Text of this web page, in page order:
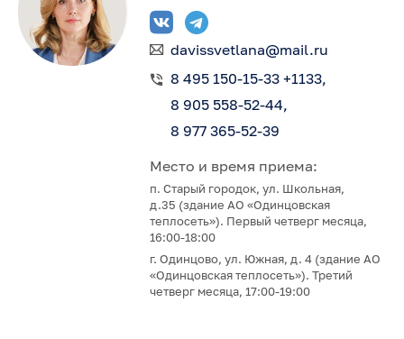
davissvetlana@mail.ru
8 495 150-15-33 +1133
8 905 558-52-44
8 977 365-52-39
Место и время приема:
п. Старый городок, ул. Школьная,
д.35 (здание АО «Одинцовская
теплосеть»). Первый четверг месяца,
16:00-18:00
г. Одинцово, ул. Южная, д. 4 (здание АО
«Одинцовская теплосеть»). Третий
четверг месяца, 17:00-19:00